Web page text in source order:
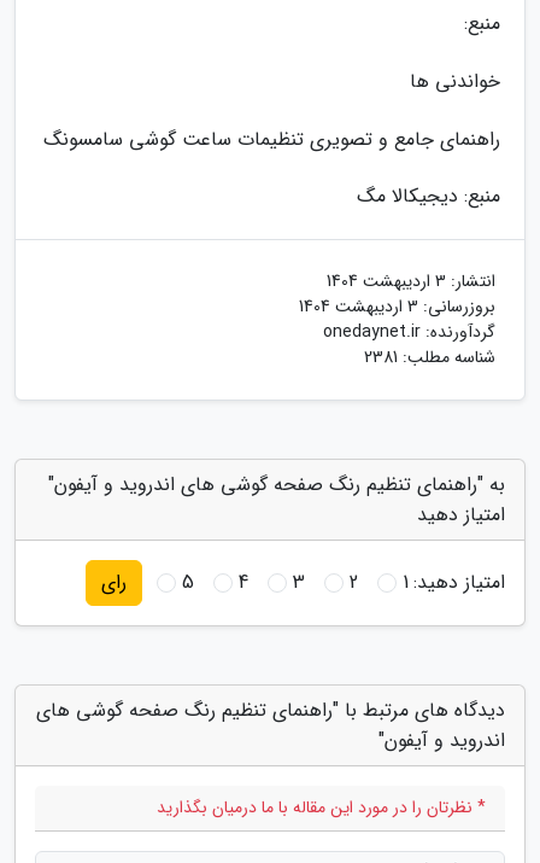
منبع:
خواندنی ها
راهنمای جامع و تصویری تنظیمات ساعت گوشی سامسونگ
منبع: دیجیکالا مگ
انتشار: 3 اردیبهشت 1404
بروزرسانی: 3 اردیبهشت 1404
گردآورنده: onedaynet.ir
شناسه مطلب: 2381
به "راهنمای تنظیم رنگ صفحه گوشی های اندروید و آیفون"
امتیاز دهید
امتیاز دهید:1
2
3
4
5 رای
دیدگاه های مرتبط با "راهنمای تنظیم رنگ صفحه گوشی های
اندروید و آیفون"
* نظرتان را در مورد این مقاله با ما درمیان بگذارید